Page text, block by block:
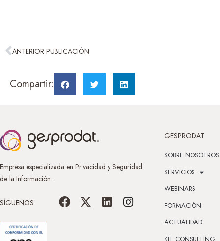
ANTERIOR PUBLICACIÓN
Compartir:
Empresa especializada en Privacidad y Seguridad
de la Información.
SÍGUENOS
GESPRODAT
SOBRE NOSOTROS
SERVICIOS
WEBINARS
FORMACIÓN
ACTUALIDAD
KIT CONSULTING